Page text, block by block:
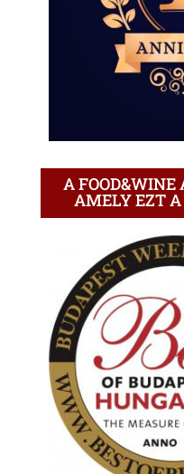
A FOOD&WINE
AMELY EZT